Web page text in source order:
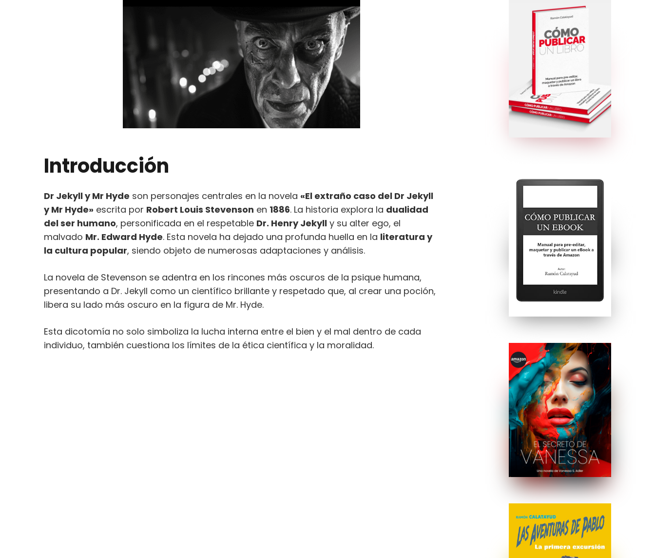
Introducción
Dr Jekyll y Mr Hyde son personajes centrales en la novela «El extraño caso del Dr Jekyll
y Mr Hyde» escrita por Robert Louis Stevenson en 1886. La historia explora la dualidad
del ser humano, personificada en el respetable Dr. Henry Jekyll y su alter ego, el
malvado Mr. Edward Hyde. Esta novela ha dejado una profunda huella en la literatura y
la cultura popular, siendo objeto de numerosas adaptaciones y análisis.
La novela de Stevenson se adentra en los rincones más oscuros de la psique humana,
presentando a Dr. Jekyll como un científico brillante y respetado que, al crear una poción,
libera su lado más oscuro en la figura de Mr. Hyde.
Esta dicotomía no solo simboliza la lucha interna entre el bien y el mal dentro de cada
individuo, también cuestiona los límites de la ética científica y la moralidad.